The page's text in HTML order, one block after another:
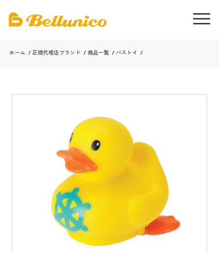
ホーム / 正規代理店ブランド / 商品一覧 / バストイ /